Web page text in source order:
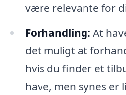
være relevante for
Forhandling: At
det muligt at
hvis du finder et
have, men synes er